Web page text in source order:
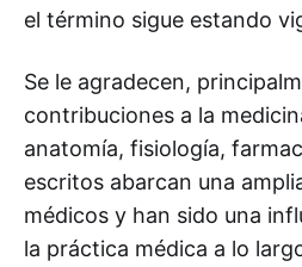
el término sigue estando
Se le agradecen,
contribuciones a la
anatomía, fisiología,
escritos abarcan una
médicos y han sido una
la práctica médica a lo